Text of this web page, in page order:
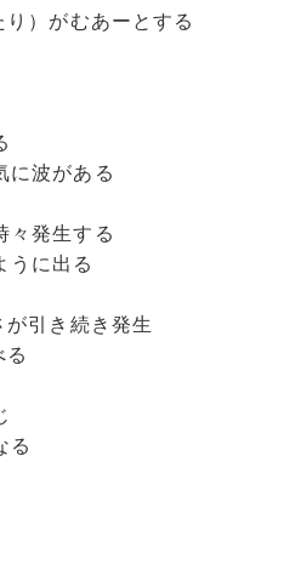
）がむあーとする
に波がある
々発生する
うに出る
引き続き発生
る